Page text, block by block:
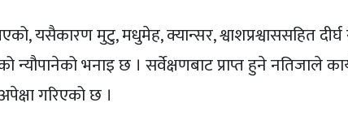
यसैकारण मुटु, मधुमेह, क्यान्सर, श्वाशप्रश्वाससहित
न्यौपानेको भनाइ छ । सर्वेक्षणबाट प्राप्त हुने नतिजाले
गरिएको छ ।